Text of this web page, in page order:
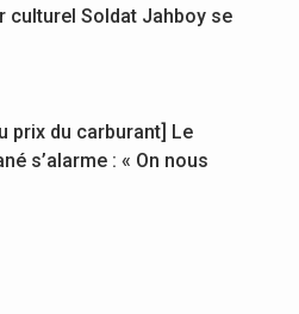
culturel Soldat Jahboy se
prix du carburant] Le
s’alarme : « On nous